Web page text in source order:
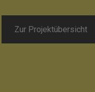
Zur Projektübersicht